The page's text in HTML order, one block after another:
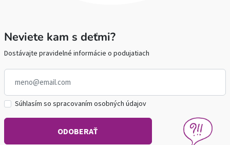
Neviete kam s deťmi?
Dostávajte pravidelné informácie o podujatiach
Súhlasím so spracovaním osobných údajov